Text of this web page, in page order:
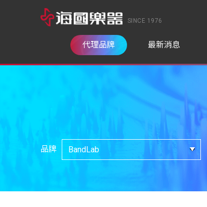
SINCE 1976
代理品牌 最新消息
品牌